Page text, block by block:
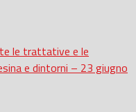
le trattative e le
e dintorni – 23 giugno